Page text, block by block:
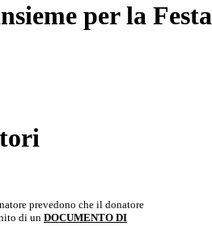
per la Festa
prevedono che il donatore
di un DOCUMENTO DI